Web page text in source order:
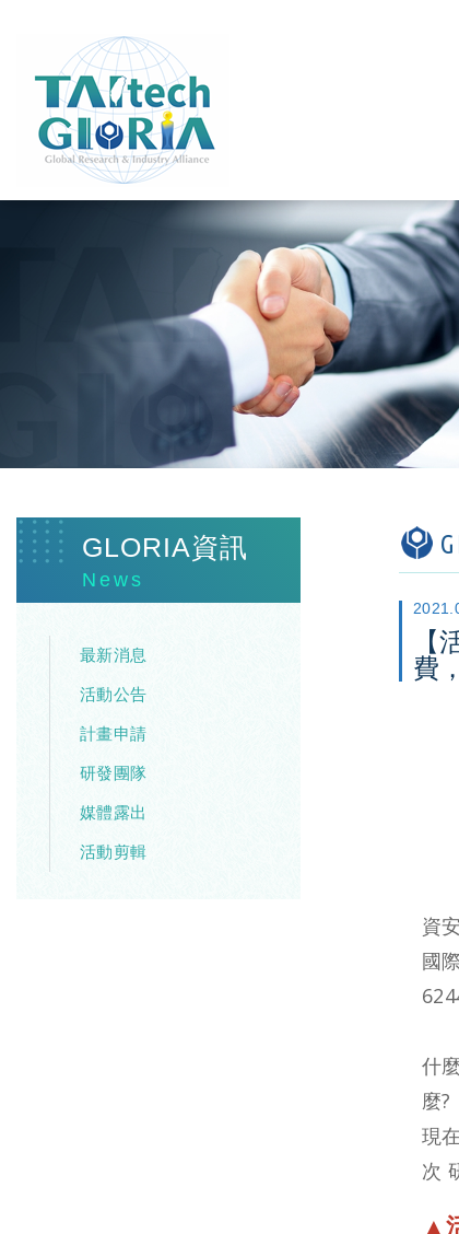
GLORIA資訊
News
最新消息
活動公告
計畫申請
研發團隊
媒體露出
活動剪輯
費
資
國
什
麼
現
次
▲